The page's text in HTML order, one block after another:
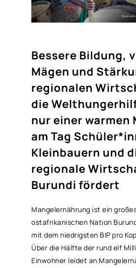
Bessere Bildung,
Mägen und
regionalen
die
nur einer warmen
am Tag
Kleinbauern und
regionale
Burundi fördert
Mangelernährung ist ein
ostafrikanischen Nation
mit dem niedrigsten BIP pro
Über die Hälfte der rund elf
Einwohner leidet an